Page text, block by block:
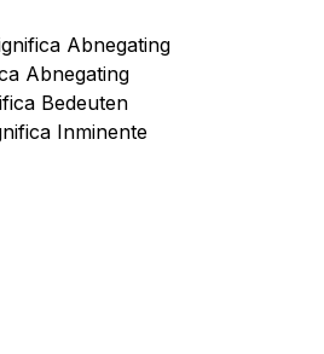
Abnegating
Abnegating
Bedeuten
Inminente